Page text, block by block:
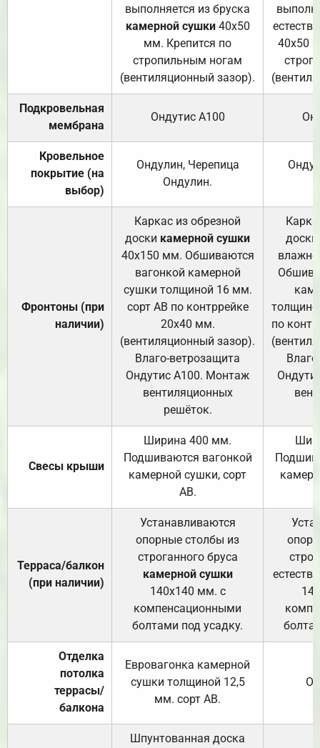
выполняется из бруска
камерной сушки40х50
мм. Крепится по
стропильным ногам
(вентиляционный зазор).
40х50
Подкровельная
мембрана
Ондутис А100
Кровельное
покрытие (на
выбор)
Ондулин, Черепица
Ондулин.
Фронтоны (при
наличии)
Каркас из обрезной
доски камерной сушки
40х150 мм. Обшиваются
вагонкой камерной
сушки толщиной 16 мм.
сорт АВ по контррейке
20х40 мм.
(вентиляционный зазор).
Влаго-ветрозащита
Ондутис А100. Монтаж
вентиляционных
решёток.
доски
по
Свесы крыши
Ширина 400 мм.
Подшиваются вагонкой
камерной сушки, сорт
АВ.
Терраса/балкон
(при наличии)
Устанавливаются
опорные столбы из
строганного бруса
камерной сушки
140х140 мм. с
компенсационными
болтами под усадку.
Отделка
потолка
террасы/
балкона
Евровагонка камерной
сушки толщиной 12,5
мм. сорт АВ.
Шпунтованная доска